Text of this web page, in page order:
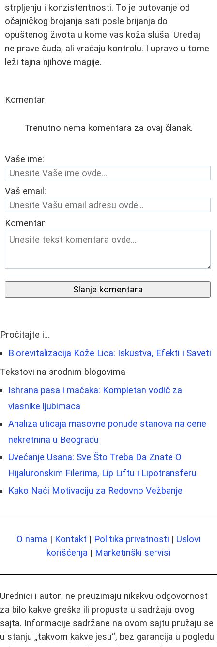
strpljenju i konzistentnosti. To je putovanje od
očajničkog brojanja sati posle brijanja do
opuštenog života u kome vas koža sluša. Uređaji
ne prave čuda, ali vraćaju kontrolu. I upravo u tome
leži tajna njihove magije.
Komentari
Trenutno nema komentara za ovaj članak.
Vaše ime:
Vaš email:
Komentar:
Slanje komentara
Pročitajte i...
Biorevitalizacija Kože Lica: Iskustva, Efekti i Saveti
Tekstovi na srodnim blogovima
Ishrana pasa i mačaka: Kompletan vodič za
vlasnike ljubimaca
Analiza uticaja masovne ponude stanova na cene
nekretnina u Beogradu
Uvećanje Usana: Sve Što Treba Da Znate O
Hijaluronskim Filerima, Lip Liftu i Lipotransferu
Kako Naći Motivaciju za Redovno Vežbanje
O nama | Kontakt | Politika privatnosti | Uslovi
korišćenja | Marketinški servisi
Urednici i autori ne preuzimaju nikakvu odgovornost
za bilo kakve greške ili propuste u sadržaju ovog
sajta. Informacije sadržane na ovom sajtu pružaju se
u stanju „takvom kakve jesu“, bez garancija u pogledu